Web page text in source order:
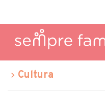
Cultura